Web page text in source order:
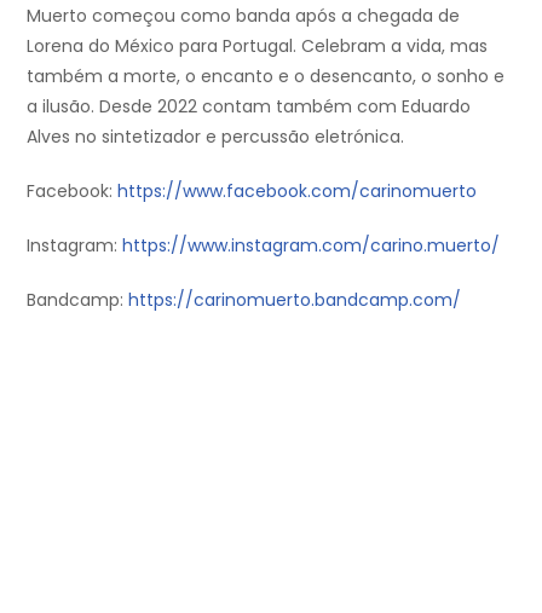
Muerto começou como banda após a chegada de
Lorena do México para Portugal. Celebram a vida, mas
também a morte, o encanto e o desencanto, o sonho e
a ilusão. Desde 2022 contam também com Eduardo
Alves no sintetizador e percussão eletrónica.
Facebook: https://www.facebook.com/carinomuerto
Instagram: https://www.instagram.com/carino.muerto/
Bandcamp: https://carinomuerto.bandcamp.com/